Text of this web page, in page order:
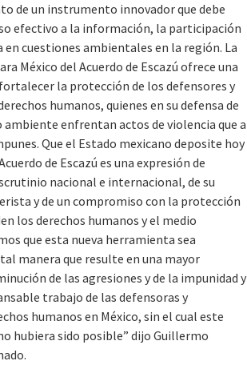
de un instrumento innovador que debe
efectivo a la información, la participación
en cuestiones ambientales en la región. La
México del Acuerdo de Escazú ofrece una
la protección de los defensores y
humanos, quienes en su defensa de
ambiente enfrentan actos de violencia que a
Que el Estado mexicano deposite hoy
de Escazú es una expresión de
nacional e internacional, de su
y de un compromiso con la protección
los derechos humanos y el medio
que esta nueva herramienta sea
manera que resulte en una mayor
de las agresiones y de la impunidad y
trabajo de las defensoras y
humanos en México, sin el cual este
hubiera sido posible” dijo Guillermo